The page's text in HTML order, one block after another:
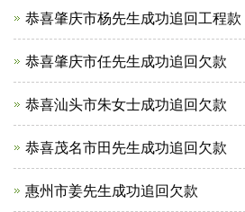
恭喜肇庆市杨先生成功追回工程款
恭喜肇庆市任先生成功追回欠款
恭喜汕头市朱女士成功追回欠款
恭喜茂名市田先生成功追回欠款
惠州市姜先生成功追回欠款